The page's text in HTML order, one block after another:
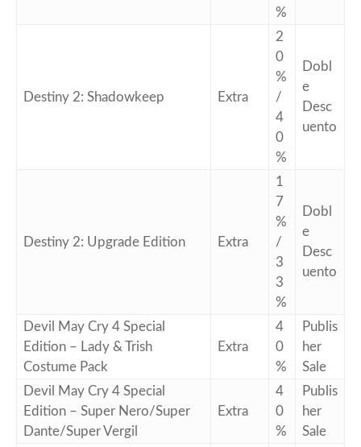
%
Destiny 2: Shadowkeep Extra
2
0
%
/
4
0
%
Dobl
e
Desc
uento
Destiny 2: Upgrade Edition Extra
1
7
%
/
3
3
%
Dobl
e
Desc
uento
Devil May Cry 4 Special
Edition – Lady & Trish
Costume Pack
Extra
4
0
%
Publis
her
Sale
Devil May Cry 4 Special
Edition – Super Nero/Super
Dante/Super Vergil
Extra
4
0
%
Publis
her
Sale